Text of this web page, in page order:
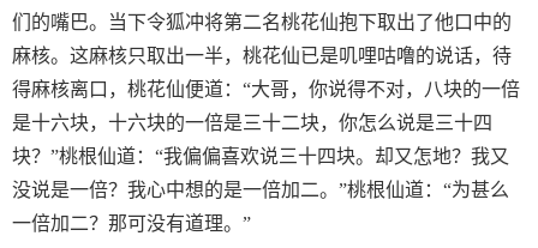
们的嘴巴。当下令狐冲将第二名桃花仙抱下取出了他口中的
麻核。这麻核只取出一半，桃花仙已是叽哩咕噜的说话，待
得麻核离口，桃花仙便道：“大哥，你说得不对，八块的一倍
是十六块，十六块的一倍是三十二块，你怎么说是三十四
块？”桃根仙道：“我偏偏喜欢说三十四块。却又怎地？我又
没说是一倍？我心中想的是一倍加二。”桃根仙道：“为甚么
一倍加二？那可没有道理。”